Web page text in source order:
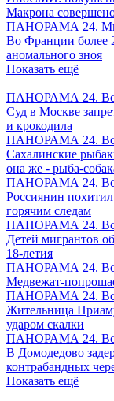
Макрона
ПАНОРАМА 24.
Во Франции более
аномального зноя
Показать ещё
ПАНОРАМА 24.
Суд в Москве
и крокодила
ПАНОРАМА 24.
Сахалинские
она же - рыба-
ПАНОРАМА 24.
Россиянин
горячим следам
ПАНОРАМА 24.
Детей мигрантов
18-летия
ПАНОРАМА 24.
Медвежат-
ПАНОРАМА 24.
Жительница
ударом скалки
ПАНОРАМА 24.
В Домодедово
контрабандных
Показать ещё